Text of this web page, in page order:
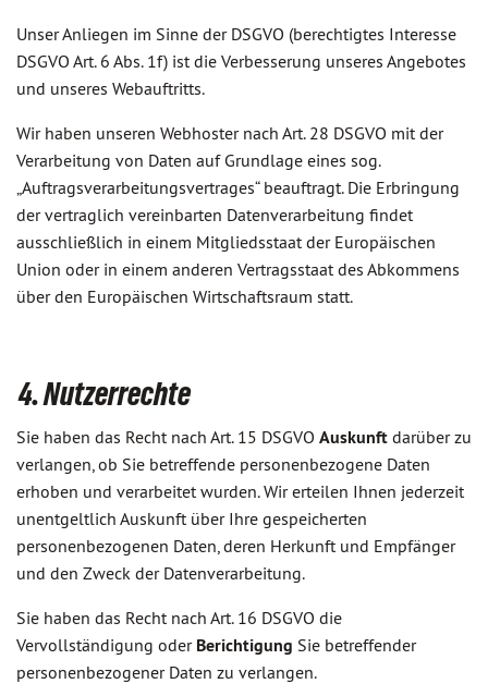
Unser Anliegen im Sinne der DSGVO (berechtigtes Interesse
DSGVO Art. 6 Abs. 1f) ist die Verbesserung unseres Angebotes
und unseres Webauftritts.
Wir haben unseren Webhoster nach Art. 28 DSGVO mit der
Verarbeitung von Daten auf Grundlage eines sog.
„Auftragsverarbeitungsvertrages“ beauftragt. Die Erbringung
der vertraglich vereinbarten Datenverarbeitung findet
ausschließlich in einem Mitgliedsstaat der Europäischen
Union oder in einem anderen Vertragsstaat des Abkommens
über den Europäischen Wirtschaftsraum statt.
4. Nutzerrechte
Sie haben das Recht nach Art. 15 DSGVO Auskunft darüber zu
verlangen, ob Sie betreffende personenbezogene Daten
erhoben und verarbeitet wurden. Wir erteilen Ihnen jederzeit
unentgeltlich Auskunft über Ihre gespeicherten
personenbezogenen Daten, deren Herkunft und Empfänger
und den Zweck der Datenverarbeitung.
Sie haben das Recht nach Art. 16 DSGVO die
Vervollständigung oder Berichtigung Sie betreffender
personenbezogener Daten zu verlangen.